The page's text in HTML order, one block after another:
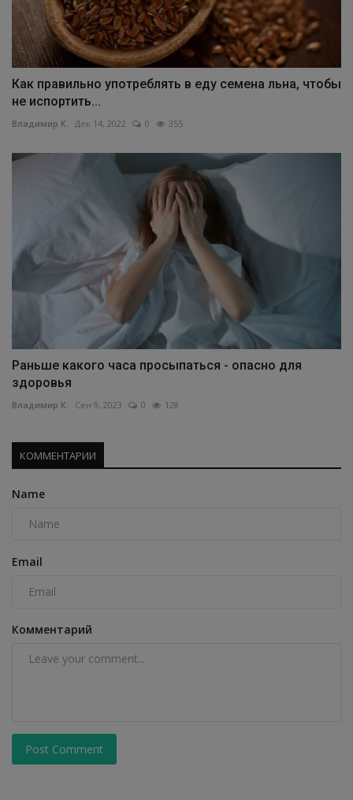
Как правильно употреблять в еду семена льна, чтобы
не испортить...
Владимир К. Дек 14, 2022 0 355
Раньше какого часа просыпаться - опасно для
здоровья
Владимир К. Сен 9, 2023 0 128
КОММЕНТАРИИ
Name
Email
Комментарий
Post Comment